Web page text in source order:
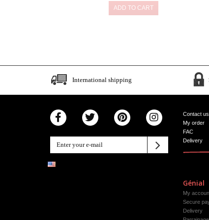
ADD TO CART
International shipping
Contact us
My order
FAC
Delivery
Génial
My
Secure
Delivery